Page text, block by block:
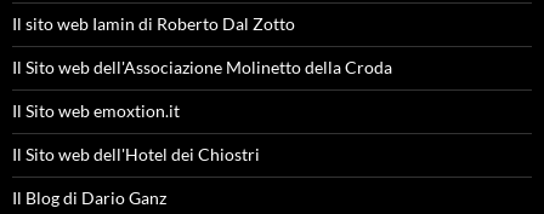
Il sito web Iamin di Roberto Dal Zotto
Il Sito web dell'Associazione Molinetto della Croda
Il Sito web emoxtion.it
Il Sito web dell'Hotel dei Chiostri
Il Blog di Dario Ganz